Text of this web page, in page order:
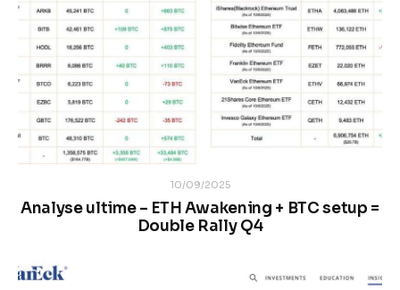
10/09/2025
Analyse ultime – ETH Awakening + BTC setup =
Double Rally Q4